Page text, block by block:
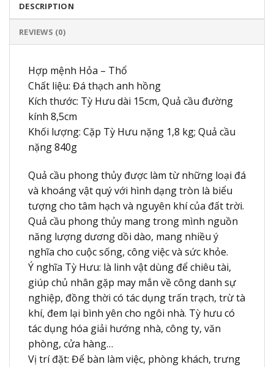
DESCRIPTION
REVIEWS (0)
Hợp mệnh Hỏa – Thổ
Chất liệu: Đá thạch anh hồng
Kích thước: Tỳ Hưu dài 15cm, Quả cầu đường
kính 8,5cm
Khối lượng: Cặp Tỳ Hưu nặng 1,8 kg; Quả cầu
nặng 840g
Quả cầu phong thủy được làm từ những loại đá
và khoáng vật quý với hình dạng tròn là biểu
tượng cho tâm hạch và nguyên khí của đất trời.
Quả cầu phong thủy mang trong mình nguồn
năng lượng dương dồi dào, mang nhiều ý
nghĩa cho cuộc sống, công việc và sức khỏe.
Ý nghĩa Tỳ Hưu: là linh vật dùng để chiêu tài,
giúp chủ nhân gặp may mắn về công danh sự
nghiệp, đồng thời có tác dụng trấn trạch, trừ tà
khí, đem lại bình yên cho ngôi nhà. Tỳ hưu có
tác dụng hóa giải hướng nhà, công ty, văn
phòng, cửa hàng…
Vị trí đặt: Để bàn làm việc, phòng khách, trưng